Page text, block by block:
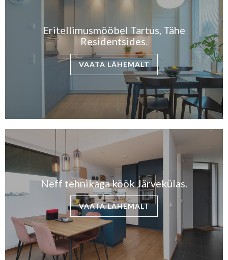
Eritellimusmööbel Tartus, Tähe
Residentsides.
VAATA LÄHEMALT
Neff tehnikaga köök Järvekülas.
VAATA LÄHEMALT